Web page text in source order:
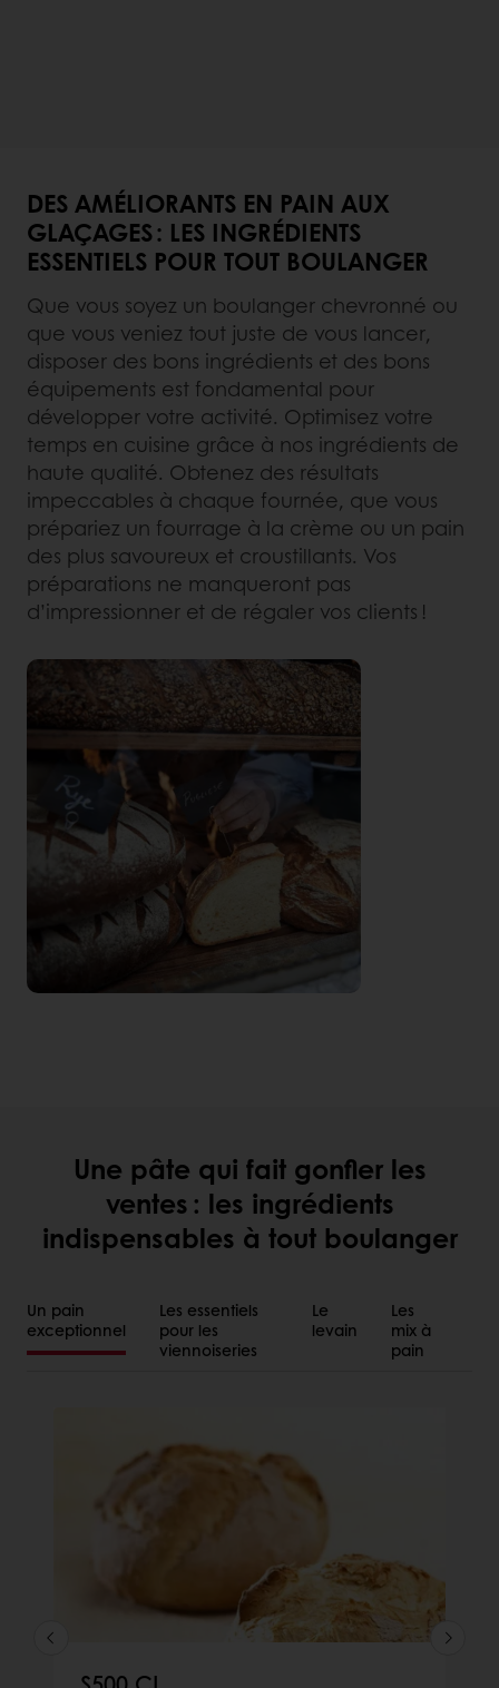
DES AMÉLIORANTS EN PAIN AUX
GLAÇAGES : LES INGRÉDIENTS
ESSENTIELS POUR TOUT BOULANGER
Que vous soyez un boulanger chevronné ou
que vous veniez tout juste de vous lancer,
disposer des bons ingrédients et des bons
équipements est fondamental pour
développer votre activité. Optimisez votre
temps en cuisine grâce à nos ingrédients de
haute qualité. Obtenez des résultats
impeccables à chaque fournée, que vous
prépariez un fourrage à la crème ou un pain
des plus savoureux et croustillants. Vos
préparations ne manqueront pas
d’impressionner et de régaler vos clients !
Une pâte qui fait gonfler les
ventes : les ingrédients
indispensables à tout boulanger
Un pain
exceptionnel
Les essentiels
pour les
viennoiseries
Le
levain
Les
mix à
pain